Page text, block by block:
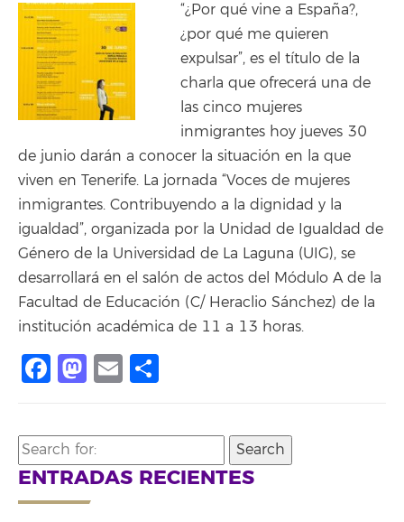
“¿Por qué vine a España?,
¿por qué me quieren
expulsar”, es el título de la
charla que ofrecerá una de
las cinco mujeres
inmigrantes hoy jueves 30
de junio darán a conocer la situación en la que
viven en Tenerife. La jornada “Voces de mujeres
inmigrantes. Contribuyendo a la dignidad y la
igualdad”, organizada por la Unidad de Igualdad de
Género de la Universidad de La Laguna (UIG), se
desarrollará en el salón de actos del Módulo A de la
Facultad de Educación (C/ Heraclio Sánchez) de la
institución académica de 11 a 13 horas.
Facebook
Mastodon
Email
Search
for:
ENTRADAS RECIENTES